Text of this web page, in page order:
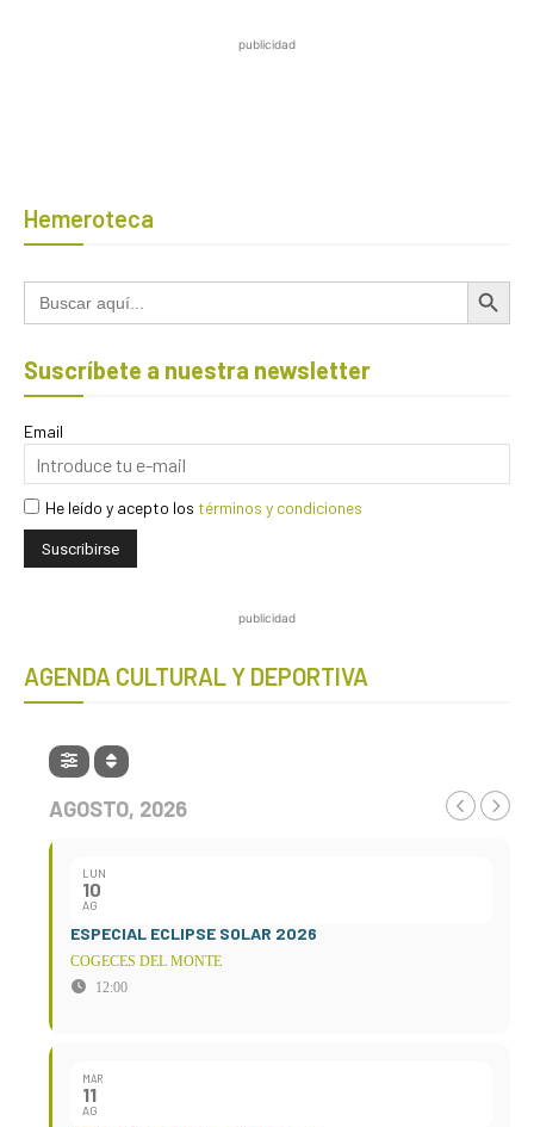
publicidad
Hemeroteca
Buscar: Botón de
Suscríbete a nuestra newsletter
Email
He leído y acepto los términos y condiciones
publicidad
AGENDA CULTURAL Y DEPORTIVA
AGOSTO, 2026
LUN
10
AG
ESPECIAL ECLIPSE SOLAR 2026
COGECES DEL MONTE
12:00
MAR
11
AG